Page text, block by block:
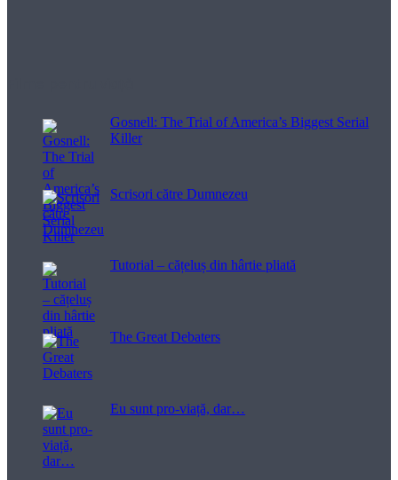
Gosnell: The Trial of America’s Biggest Serial
Killer
Scrisori către Dumnezeu
Tutorial – cățeluș din hârtie pliată
The Great Debaters
Eu sunt pro-viață, dar…